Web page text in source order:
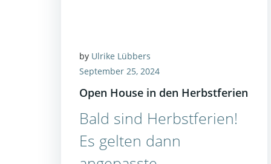
by Ulrike Lübbers
September 25, 2024
Open House in den Herbstferien
Bald sind Herbstferien!
Es gelten dann